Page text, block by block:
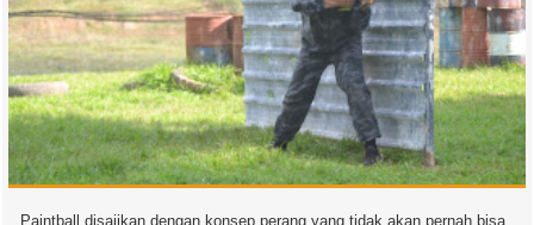
Paintball disajikan dengan konsep perang yang tidak akan pernah bisa